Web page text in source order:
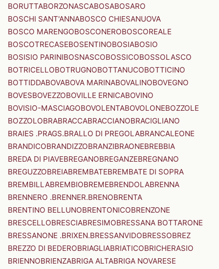
BORUTTABORZONASCABOSABOSARO
BOSCHI SANT'ANNABOSCO CHIESANUOVA
BOSCO MARENGOBOSCONEROBOSCOREALE
BOSCOTRECASEBOSENTINOBOSIABOSIO
BOSISIO PARINIBOSNASCOBOSSICOBOSSOLASCO
BOTRICELLOBOTRUGNOBOTTANUCOBOTTICINO
BOTTIDDABOVABOVA MARINABOVALINOBOVEGNO
BOVESBOVEZZOBOVILLE ERNICABOVINO
BOVISIO-MASCIAGOBOVOLENTABOVOLONEBOZZOLE
BOZZOLOBRABRACCABRACCIANOBRACIGLIANO
BRAIES .PRAGS.BRALLO DI PREGOLABRANCALEONE
BRANDICOBRANDIZZOBRANZIBRAONEBREBBIA
BREDA DI PIAVEBREGANOBREGANZEBREGNANO
BREGUZZOBREIABREMBATEBREMBATE DI SOPRA
BREMBILLABREMBIOBREMEBRENDOLABRENNA
BRENNERO .BRENNER.BRENOBRENTA
BRENTINO BELLUNOBRENTONICOBRENZONE
BRESCELLOBRESCIABRESIMOBRESSANA BOTTARONE
BRESSANONE .BRIXEN.BRESSANVIDOBRESSOBREZ
BREZZO DI BEDEROBRIAGLIABRIATICOBRICHERASIO
BRIENNOBRIENZABRIGA ALTABRIGA NOVARESE